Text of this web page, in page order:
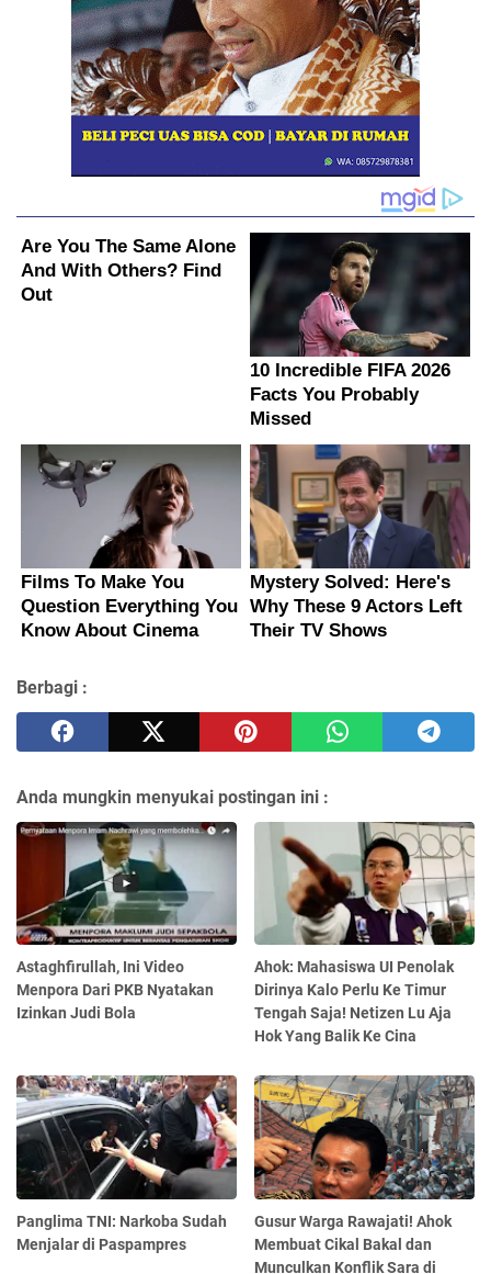
Berbagi :
Anda mungkin menyukai postingan ini :
Astaghfirullah, Ini Video
Menpora Dari PKB Nyatakan
Izinkan Judi Bola
Ahok: Mahasiswa UI Penolak
Dirinya Kalo Perlu Ke Timur
Tengah Saja! Netizen Lu Aja
Hok Yang Balik Ke Cina
Panglima TNI: Narkoba Sudah
Menjalar di Paspampres
Gusur Warga Rawajati! Ahok
Membuat Cikal Bakal dan
Munculkan Konflik Sara di